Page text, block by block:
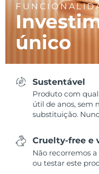
único
Sustentável
Produto com
útil de anos, sem
substituição.
Cruelty-free e
Não recorremos
ou testar este